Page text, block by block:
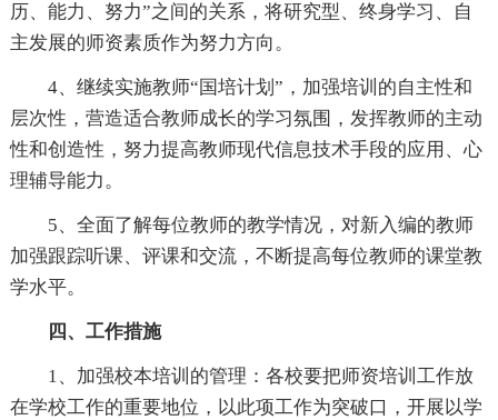
历、能力、努力”之间的关系，将研究型、终身学习、自
主发展的师资素质作为努力方向。
4、继续实施教师“国培计划”，加强培训的自主性和
层次性，营造适合教师成长的学习氛围，发挥教师的主动
性和创造性，努力提高教师现代信息技术手段的应用、心
理辅导能力。
5、全面了解每位教师的教学情况，对新入编的教师
加强跟踪听课、评课和交流，不断提高每位教师的课堂教
学水平。
四、工作措施
1、加强校本培训的管理：各校要把师资培训工作放
在学校工作的重要地位，以此项工作为突破口，开展以学